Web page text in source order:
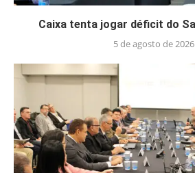
Caixa tenta jogar déficit do
5 de agosto de 2026